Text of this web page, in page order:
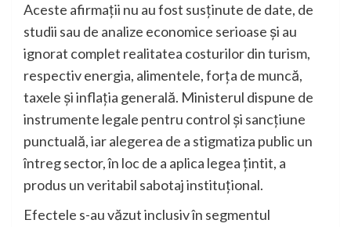
Aceste afirmații nu au fost susținute de date, de
studii sau de analize economice serioase și au
ignorat complet realitatea costurilor din turism,
respectiv energia, alimentele, forța de muncă,
taxele și inflația generală. Ministerul dispune de
instrumente legale pentru control și sancțiune
punctuală, iar alegerea de a stigmatiza public un
întreg sector, în loc de a aplica legea țintit, a
produs un veritabil sabotaj instituțional.
Efectele s-au văzut inclusiv în segmentul